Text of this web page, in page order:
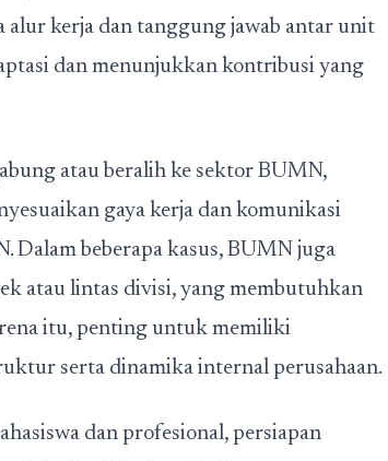
alur kerja dan tanggung jawab antar unit
dan menunjukkan kontribusi yang
atau beralih ke sektor BUMN,
gaya kerja dan komunikasi
Dalam beberapa kasus, BUMN juga
atau lintas divisi, yang membutuhkan
itu, penting untuk memiliki
serta dinamika internal perusahaan.
dan profesional, persiapan